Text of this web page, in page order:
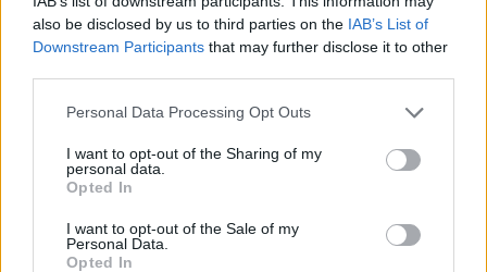
also be disclosed by us to third parties on the IAB’s List of
Downstream Participants that may further disclose it to other
Personal Data Processing Opt Outs
I want to opt-out of the Sharing of my
personal data.
Opted In
I want to opt-out of the Sale of my
Personal Data.
Opted In